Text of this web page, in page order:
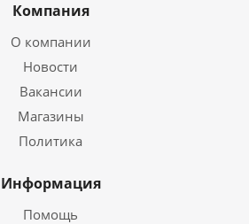
Компания
О компании
Новости
Вакансии
Магазины
Политика
Информация
Помощь